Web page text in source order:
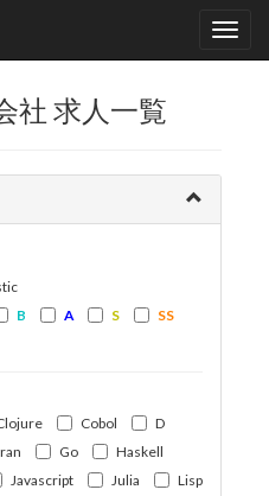
社 求人一覧
B A S
SS
Cobol
D
Go
Haskell
Javascript Julia
Lisp